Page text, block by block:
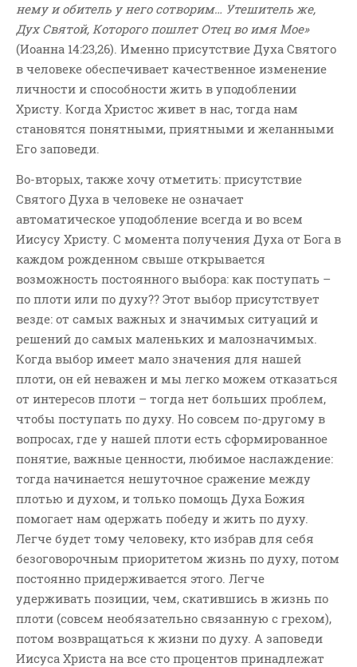
нему и обитель у него сотворим… Утешитель же,
Дух Святой, Которого пошлет Отец во имя Мое»
(Иоанна 14:23,26). Именно присутствие Духа Святого
в человеке обеспечивает качественное изменение
личности и способности жить в уподоблении
Христу. Когда Христос живет в нас, тогда нам
становятся понятными, приятными и желанными
Его заповеди.
Во-вторых, также хочу отметить: присутствие
Святого Духа в человеке не означает
автоматическое уподобление всегда и во всем
Иисусу Христу. С момента получения Духа от Бога в
каждом рожденном свыше открывается
возможность постоянного выбора: как поступать –
по плоти или по духу?? Этот выбор присутствует
везде: от самых важных и значимых ситуаций и
решений до самых маленьких и малозначимых.
Когда выбор имеет мало значения для нашей
плоти, он ей неважен и мы легко можем отказаться
от интересов плоти – тогда нет больших проблем,
чтобы поступать по духу. Но совсем по-другому в
вопросах, где у нашей плоти есть сформированное
понятие, важные ценности, любимое наслаждение:
тогда начинается нешуточное сражение между
плотью и духом, и только помощь Духа Божия
помогает нам одержать победу и жить по духу.
Легче будет тому человеку, кто избрав для себя
безоговорочным приоритетом жизнь по духу, потом
постоянно придерживается этого. Легче
удерживать позиции, чем, скатившись в жизнь по
плоти (совсем необязательно связанную с грехом),
потом возвращаться к жизни по духу. А заповеди
Иисуса Христа на все сто процентов принадлежат